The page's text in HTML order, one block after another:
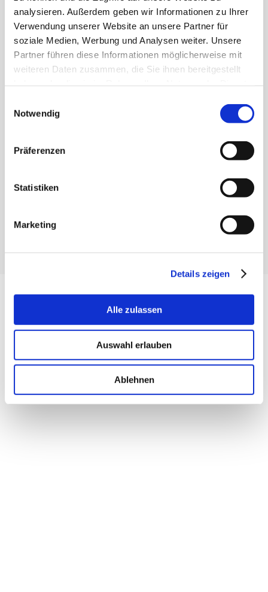
analysieren. Außerdem geben wir Informationen zu Ihrer
Verwendung unserer Website an unsere Partner für
soziale Medien, Werbung und Analysen weiter. Unsere
Partner führen diese Informationen möglicherweise mit
weiteren Daten zusammen, die Sie ihnen bereitgestellt
Notwendig
Präferenzen
Statistiken
Marketing
Details zeigen
Alle zulassen
Auswahl erlauben
Ablehnen
Routenplanung & Insider-
Wir unterstützen Sie bei Ihrer persönlichen
Routenplanung. Wertvolle Insidertipps und
Unsere
Routenempfehlungen